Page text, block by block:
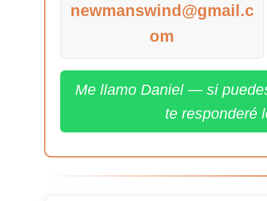
newmanswind@gmail.c
om
Me llamo Daniel — si
te responderé